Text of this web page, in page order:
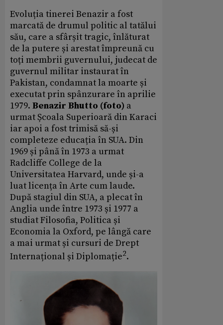
Evoluția tinerei Benazir a fost
marcată de drumul politic al tatălui
său, care a sfârșit tragic, înlăturat
de la putere și arestat împreună cu
toți membrii guvernului, judecat de
guvernul militar instaurat în
Pakistan, condamnat la moarte și
executat prin spânzurare în aprilie
1979. Benazir Bhutto (foto) a
urmat Școala Superioară din Karaci
iar apoi a fost trimisă să-și
completeze educația în SUA. Din
1969 și până în 1973 a urmat
Radcliffe College de la
Universitatea Harvard, unde și-a
luat licența în Arte cum laude.
După stagiul din SUA, a plecat în
Anglia unde între 1973 și 1977 a
studiat Filosofia, Politica și
Economia la Oxford, pe lângă care
a mai urmat și cursuri de Drept
Internațional și Diplomație2.